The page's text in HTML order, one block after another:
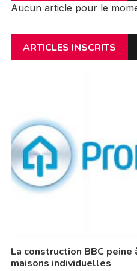
Aucun article pour le
ARTICLES INSCRITS
La construction BBC
maisons individuelles